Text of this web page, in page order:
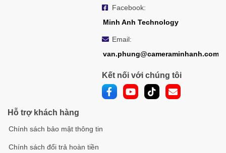
Facebook:
Minh Anh Technology
Email:
van.phung@cameraminhanh.com
Kết nối với chúng tôi
Hỗ trợ khách hàng
Chính sách bảo mật thông tin
Chính sách đổi trả hoàn tiền